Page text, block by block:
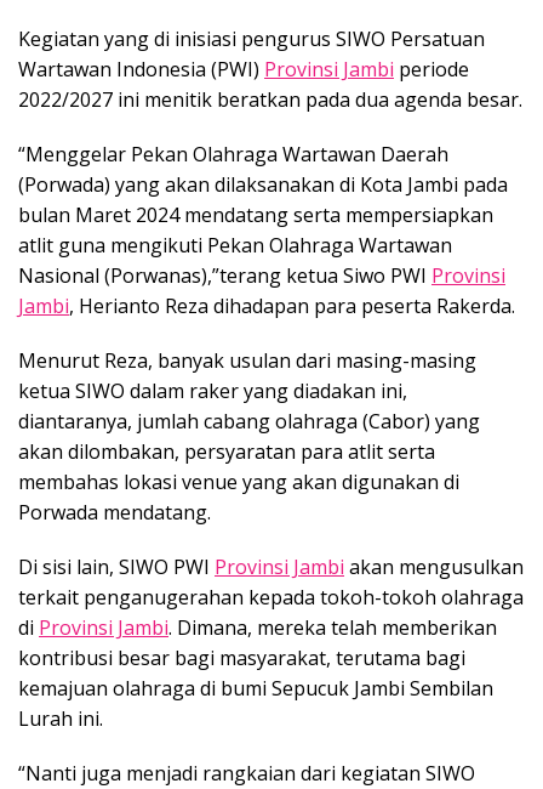
Kegiatan yang di inisiasi pengurus SIWO Persatuan
Wartawan Indonesia (PWI) Provinsi Jambi periode
2022/2027 ini menitik beratkan pada dua agenda besar.
“Menggelar Pekan Olahraga Wartawan Daerah
(Porwada) yang akan dilaksanakan di Kota Jambi pada
bulan Maret 2024 mendatang serta mempersiapkan
atlit guna mengikuti Pekan Olahraga Wartawan
Nasional (Porwanas),”terang ketua Siwo PWI Provinsi
Jambi, Herianto Reza dihadapan para peserta Rakerda.
Menurut Reza, banyak usulan dari masing-masing
ketua SIWO dalam raker yang diadakan ini,
diantaranya, jumlah cabang olahraga (Cabor) yang
akan dilombakan, persyaratan para atlit serta
membahas lokasi venue yang akan digunakan di
Porwada mendatang.
Di sisi lain, SIWO PWI Provinsi Jambi akan mengusulkan
terkait penganugerahan kepada tokoh-tokoh olahraga
di Provinsi Jambi. Dimana, mereka telah memberikan
kontribusi besar bagi masyarakat, terutama bagi
kemajuan olahraga di bumi Sepucuk Jambi Sembilan
Lurah ini.
“Nanti juga menjadi rangkaian dari kegiatan SIWO